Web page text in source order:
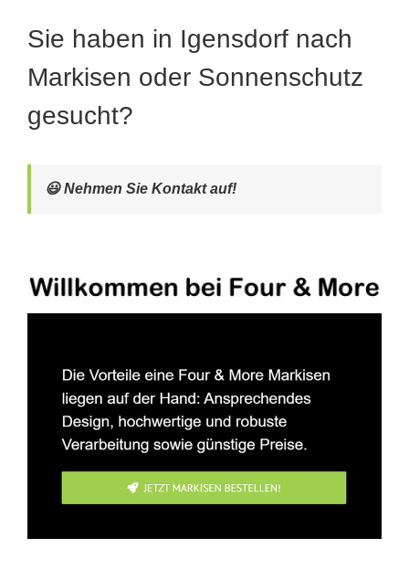
Sie haben in Igensdorf nach
Markisen oder Sonnenschutz
gesucht?
😃 Nehmen Sie Kontakt auf!